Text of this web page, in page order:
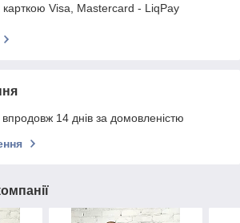
Visa, Mastercard - LiqPay
14 днів за домовленістю